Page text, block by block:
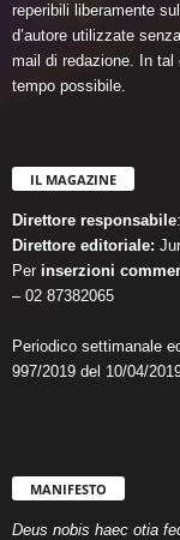
reperibili liberamente
d’autore utilizzate
mail di redazione. In
tempo possibile.
IL MAGAZINE
Direttore responsabile
Direttore editoriale:
Per inserzioni
– 02 87382065
Periodico settimanale
997/2019 del 10/04/
MANIFESTO
Deus nobis haec otia